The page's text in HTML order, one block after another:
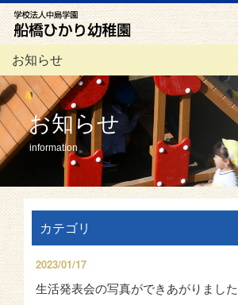
お知らせ
お知らせ
information
カテゴリ
2023/01/17
生活発表会の写真ができあがりました